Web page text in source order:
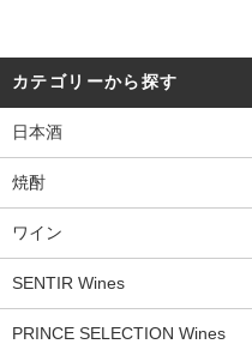
カテゴリーから探す
日本酒
焼酎
ワイン
SENTIR Wines
PRINCE SELECTION Wines